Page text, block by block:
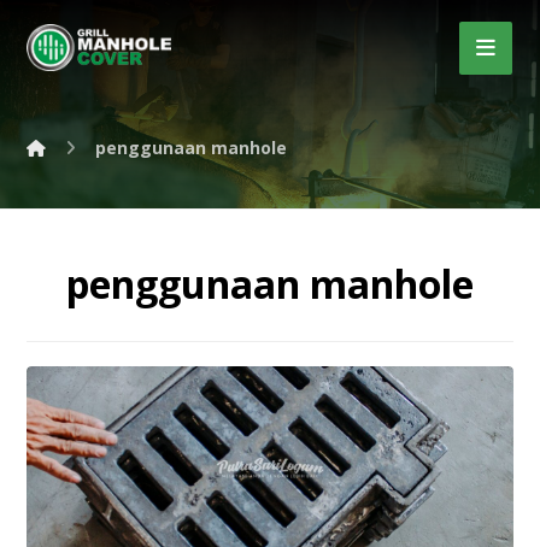
penggunaan manhole
penggunaan manhole